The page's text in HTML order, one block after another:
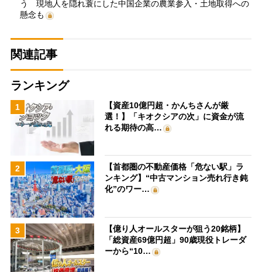
う 現地人を隠れ蓑にした中国企業の農業参入・土地取得への
懸念も
関連記事
ランキング
1
【資産10億円超・かんちさんが厳
選！】「キオクシアの次」に資金が流
れる期待の高…
2
【首都圏の不動産価格「危ない駅」ラ
ンキング】“中古マンション売れ行き鈍
化”のワー…
3
【億り人オールスターが狙う20銘柄】
「総資産69億円超」90歳現役トレーダ
ーから“10…